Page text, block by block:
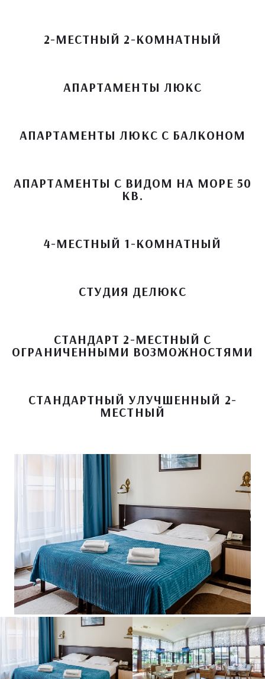
2-МЕСТНЫЙ 2-КОМНАТНЫЙ
АПАРТАМЕНТЫ ЛЮКС
АПАРТАМЕНТЫ ЛЮКС С БАЛКОНОМ
АПАРТАМЕНТЫ С ВИДОМ НА МОРЕ 50
КВ.
4-МЕСТНЫЙ 1-КОМНАТНЫЙ
СТУДИЯ ДЕЛЮКС
СТАНДАРТ 2-МЕСТНЫЙ С
ОГРАНИЧЕННЫМИ ВОЗМОЖНОСТЯМИ
СТАНДАРТНЫЙ УЛУЧШЕННЫЙ 2-
МЕСТНЫЙ